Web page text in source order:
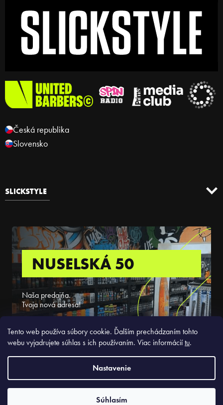
Tento web používa súbory cookie. Ďalším prechádzaním tohto
webu vyjadrujete súhlas s ich používaním. Viac informáciítu.
Nastavenie
Súhlasím
Česká republika
Slovensko
SLICKSTYLE
NUSELSKÁ 50
Naša predajňa.
Tvoja nová adresa!
Slickstyle.sk. Všetky práva vyhradené.